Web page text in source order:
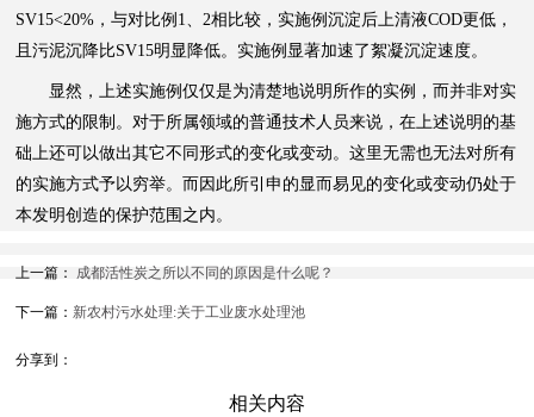
SV15<20%，与对比例1、2相比较，实施例沉淀后上清液COD更低，
且污泥沉降比SV15明显降低。实施例显著加速了絮凝沉淀速度。
显然，上述实施例仅仅是为清楚地说明所作的实例，而并非对实
施方式的限制。对于所属领域的普通技术人员来说，在上述说明的基
础上还可以做出其它不同形式的变化或变动。这里无需也无法对所有
的实施方式予以穷举。而因此所引申的显而易见的变化或变动仍处于
本发明创造的保护范围之内。
上一篇： 成都活性炭之所以不同的原因是什么呢？
下一篇： 新农村污水处理:关于工业废水处理池
分享到：
相关内容